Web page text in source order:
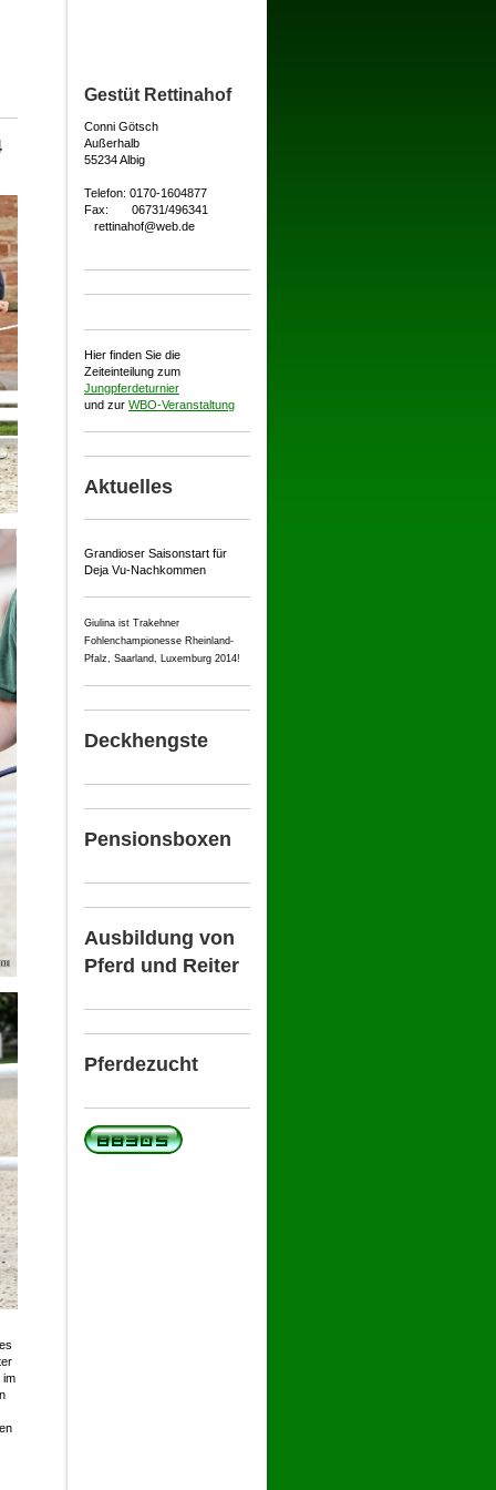
im
Gestüt Rettinahof
Conni Götsch
Außerhalb
55234 Albig
Telefon: 0170-1604877
Fax: 06731/496341
rettinahof@web.de
Hier finden Sie die
Zeiteinteilung zum
Jungpferdeturnier
und zur WBO-Veranstaltung
Aktuelles
Grandioser Saisonstart für
Deja Vu-Nachkommen
Giulina ist Trakehner
Fohlenchampionesse Rheinland-
Pfalz, Saarland, Luxemburg 2014!
Deckhengste
Pensionsboxen
Ausbildung von
Pferd und Reiter
Pferdezucht